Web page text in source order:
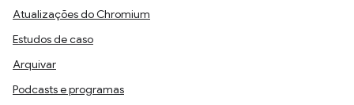
Atualizações do Chromium
Estudos de caso
Arquivar
Podcasts e programas